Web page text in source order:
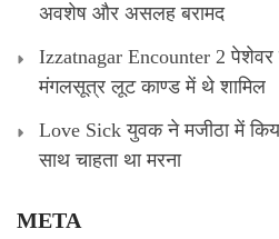
अवशेष और असलह बरामद
Izzatnagar Encounter 2
मंगलसूत्र लूट काण्‍ड में थे शामिल
Love Sick युवक ने मजीठा में
साथ चाहता था मरना
META